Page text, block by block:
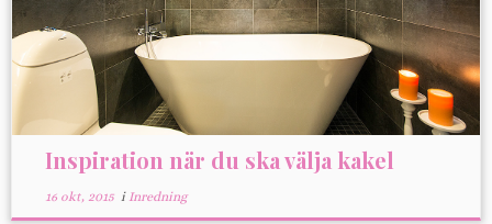
Inspiration när du ska välja kakel
16 okt, 2015i Inredning